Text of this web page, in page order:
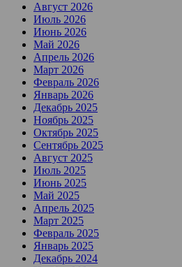
Август 2026
Июль 2026
Июнь 2026
Май 2026
Апрель 2026
Март 2026
Февраль 2026
Январь 2026
Декабрь 2025
Ноябрь 2025
Октябрь 2025
Сентябрь 2025
Август 2025
Июль 2025
Июнь 2025
Май 2025
Апрель 2025
Март 2025
Февраль 2025
Январь 2025
Декабрь 2024